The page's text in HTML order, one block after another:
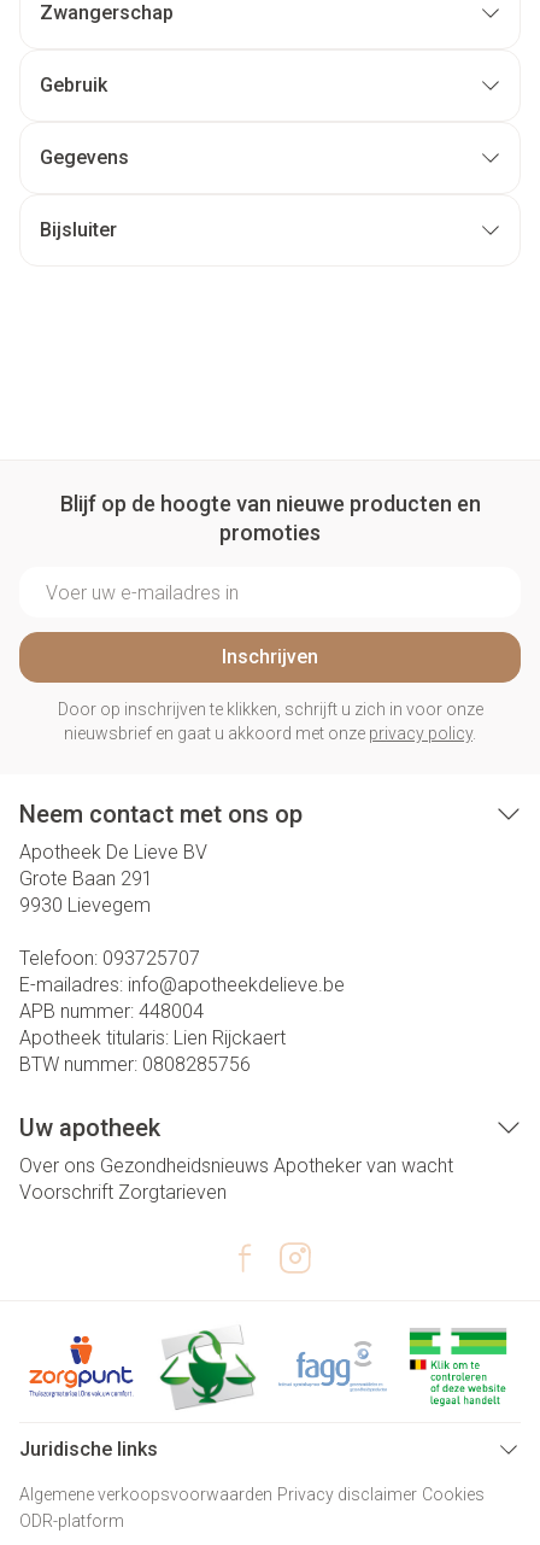
Zwangerschap
Gebruik
Gegevens
Bijsluiter
Blijf op de hoogte van nieuwe producten en
promoties
Inschrijven
Door op inschrijven te klikken, schrijft u zich in voor onze
nieuwsbrief en gaat u akkoord met onze privacy policy.
Neem contact met ons op
Apotheek De Lieve BV
Grote Baan 291
9930 Lievegem
Telefoon: 093725707
E-mailadres: info@apotheekdelieve.be
APB nummer: 448004
Apotheek titularis: Lien Rijckaert
BTW nummer: 0808285756
Uw apotheek
Over ons Gezondheidsnieuws Apotheker van wacht
Voorschrift Zorgtarieven
Juridische links
Algemene verkoopsvoorwaarden Privacy disclaimer Cookies
ODR-platform